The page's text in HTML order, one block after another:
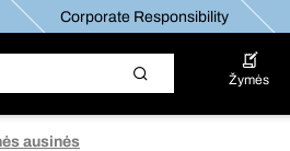
Corporate Responsibility
Žymės
ausinės